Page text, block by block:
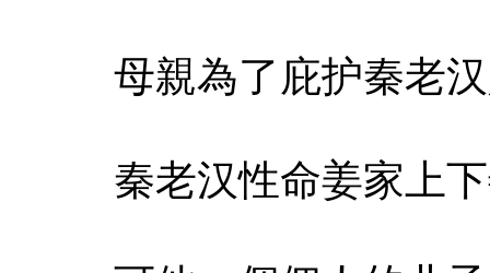
母親為了庇护秦老
秦老汉性命姜家上